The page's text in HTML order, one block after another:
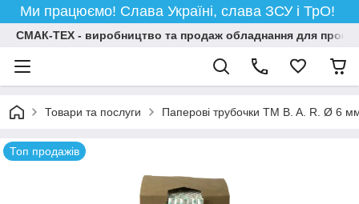
Ми працюємо! Слава Україні, слава ЗСУ і ТрО!
СМАК-ТЕХ - виробництво та продаж обладнання для
Товари та послуги Паперові трубочки TM B. A. R. Ø 6
Топ продажів